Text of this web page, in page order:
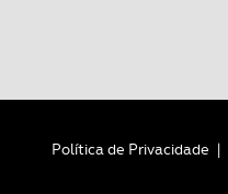
Política de Privacidade |